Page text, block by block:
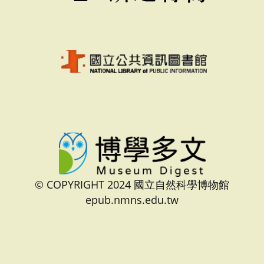
© COPYRIGHT 2024 國立自然科學博物館
epub.nmns.edu.tw